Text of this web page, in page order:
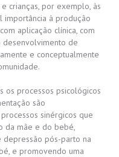
crianças, por exemplo, às
importância à produção
aplicação clínica, com
de
e conceptualmente
os processos psicológicos
são
sinérgicos que
da mãe e do bebé,
pós-parto na
e promovendo uma